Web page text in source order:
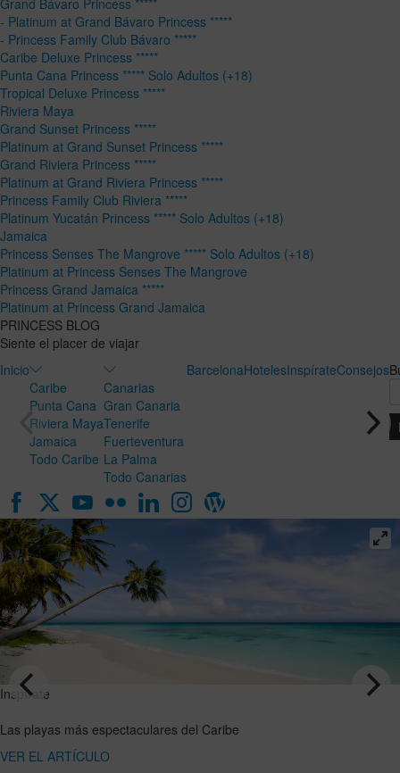
- Platinum at Grand Bávaro Princess *****
- Princess Family Club Bávaro *****
Caribe Deluxe Princess *****
Punta Cana Princess ***** Solo Adultos (+18)
Tropical Deluxe Princess *****
Riviera Maya
Grand Sunset Princess *****
Platinum at Grand Sunset Princess *****
Grand Riviera Princess *****
Platinum at Grand Riviera Princess *****
Princess Family Club Riviera *****
Platinum Yucatán Princess ***** Solo Adultos (+18)
Jamaica
Princess Senses The Mangrove ***** Solo Adultos (+18)
Platinum at Princess Senses The Mangrove
Princess Grand Jamaica *****
Platinum at Princess Grand Jamaica
PRINCESS BLOG
Siente el placer de viajar
Inicio
Caribe
Punta Cana
Riviera Maya
Jamaica
Todo Caribe
Canarias
Gran Canaria
Tenerife
Fuerteventura
La Palma
Todo Canarias
BarcelonaHotelesInspírateConsejos
Inspírate
VER EL
miel en
ideal para